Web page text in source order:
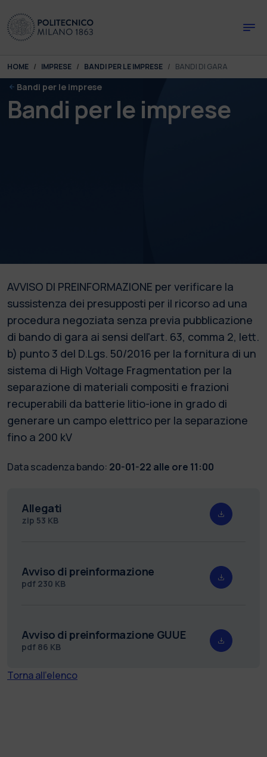
You are here:
HOME IMPRESE BANDI PER LE IMPRESE BANDI DI GARA
Bandi per le imprese
Bandi per le imprese
AVVISO DI PREINFORMAZIONE per verificare la
sussistenza dei presupposti per il ricorso ad una
procedura negoziata senza previa pubblicazione
di bando di gara ai sensi dell'art. 63, comma 2, lett.
b) punto 3 del D.Lgs. 50/2016 per la fornitura di un
sistema di High Voltage Fragmentation per la
separazione di materiali compositi e frazioni
recuperabili da batterie litio-ione in grado di
generare un campo elettrico per la separazione
fino a 200 kV
Data scadenza bando: 20-01-22 alle ore 11:00
Allegati
zip 53 KB
Avviso di preinformazione
pdf 230 KB
Avviso di preinformazione GUUE
pdf 86 KB
Torna all'elenco